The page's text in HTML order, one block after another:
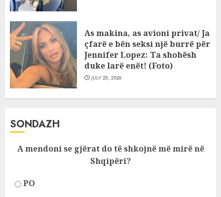
As makina, as avioni privat/ Ja
çfarë e bën seksi një burrë për
Jennifer Lopez: Ta shohësh
duke larë enët! (Foto)
JULY 25, 2026
SONDAZH
A mendoni se gjërat do të shkojnë më mirë në
Shqipëri?
PO